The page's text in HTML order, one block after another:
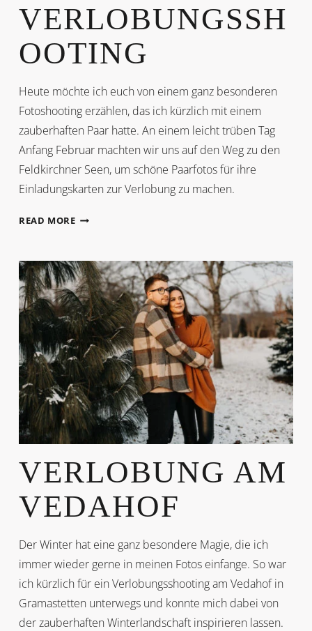
VERLOBUNGSSH
OOTING
Heute möchte ich euch von einem ganz besonderen
Fotoshooting erzählen, das ich kürzlich mit einem
zauberhaften Paar hatte. An einem leicht trüben Tag
Anfang Februar machten wir uns auf den Weg zu den
Feldkirchner Seen, um schöne Paarfotos für ihre
Einladungskarten zur Verlobung zu machen.
READ MOREVERLOBUNGSSHOOTING
VERLOBUNG AM
VEDAHOF
Der Winter hat eine ganz besondere Magie, die ich
immer wieder gerne in meinen Fotos einfange. So war
ich kürzlich für ein Verlobungsshooting am Vedahof in
Gramastetten unterwegs und konnte mich dabei von
der zauberhaften Winterlandschaft inspirieren lassen.